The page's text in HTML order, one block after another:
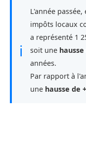
ℹ
L'année
impôts locaux
a représenté 1
soit une hausse
années.
Par rapport à
une hausse de